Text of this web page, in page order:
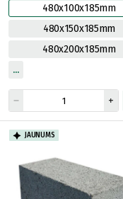
480x100x185mm
480x150x185mm
480x200x185mm
JAUNUMS